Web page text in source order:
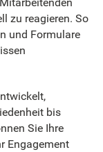
zu reagieren. So
und Formulare
bis
Sie Ihre
Engagement